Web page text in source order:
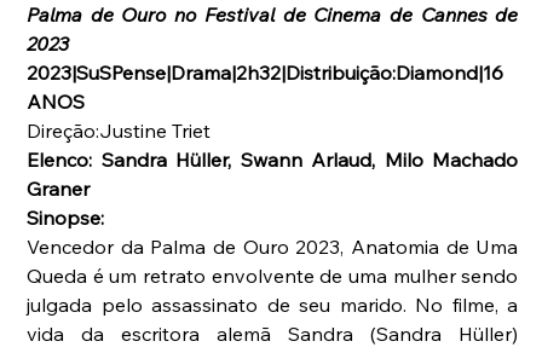
Palma de Ouro no Festival de Cinema de Cannes de
2023
2023|SuSPense|Drama|2h32|Distribuição:Diamond|16
ANOS
Direção:Justine Triet
Elenco: Sandra Hüller, Swann Arlaud, Milo Machado
Graner
Sinopse:
Vencedor da Palma de Ouro 2023, Anatomia de Uma
Queda é um retrato envolvente de uma mulher sendo
julgada pelo assassinato de seu marido. No filme, a
vida da escritora alemã Sandra (Sandra Hüller)